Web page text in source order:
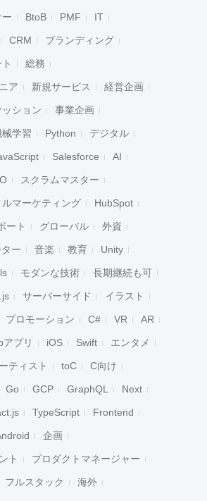
BtoB PMF IT
CRM ブランディング
総務
ア 新規サービス 経営企画
ッション 事業企画
械学習 Python デジタル
Salesforce AI
スクラムマスター
マーケティング HubSpot
ート グローバル 外資
ー 音楽 教育 Unity
モダンな技術 長期継続も可
サーバーサイド イラスト
プロモーション C# VR AR
アプリ iOS Swift エンタメ
ティスト toC C向け
Go GCP GraphQL Next
TypeScript Frontend
企画
ト プロダクトマネージャー
フルスタック 海外